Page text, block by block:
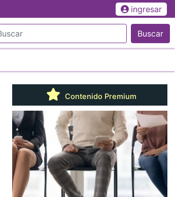
ingresar
Buscar
Contenido Premium